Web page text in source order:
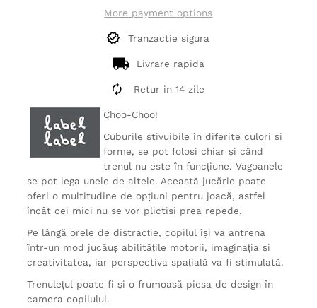
More payment options
Tranzactie sigura
Livrare rapida
Retur in 14 zile
Choo-Choo!
Cuburile stivuibile în diferite culori și
forme, se pot folosi chiar și când
trenul nu este în funcțiune. Vagoanele
se pot lega unele de altele. Această jucărie poate
oferi o multitudine de opțiuni pentru joacă, astfel
încât cei mici nu se vor plictisi prea repede.
Pe lângă orele de distracție, copilul își va antrena
într-un mod jucăuș abilitățile motorii, imaginația și
creativitatea, iar perspectiva spațială va fi stimulată.
Trenulețul poate fi și o frumoasă piesa de design în
camera copilului.